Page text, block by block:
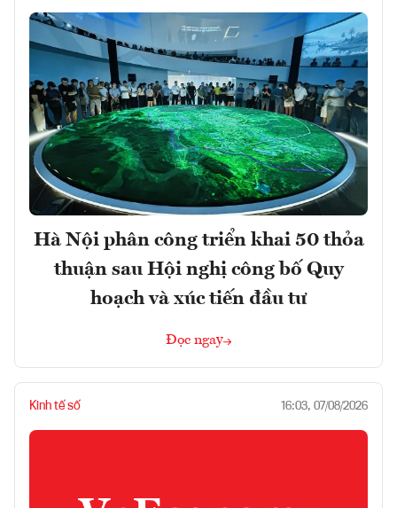
Hà Nội phân công triển khai 50 thỏa
thuận sau Hội nghị công bố Quy
hoạch và xúc tiến đầu tư
Đọc ngay
Kinh tế số 16:03, 07/08/2026